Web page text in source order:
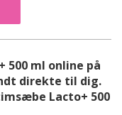
500 ml online på
direkte til dig.
Lacto+ 500